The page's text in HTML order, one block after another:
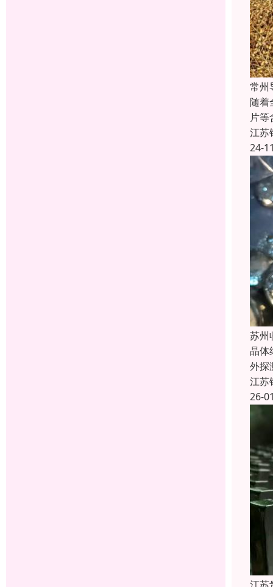
常州
随着
片
江苏
24-
苏州
晶体
外探
江苏
26-